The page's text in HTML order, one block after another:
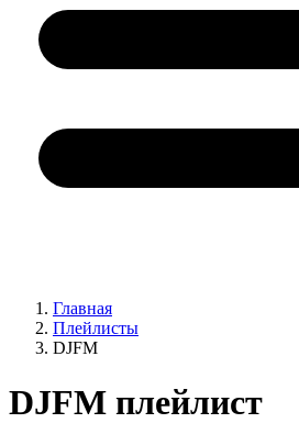
Главная
Плейлисты
DJFM
DJFM плейлист